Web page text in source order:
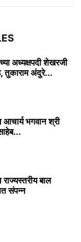
अध्यक्षपदी शेखरजी
तुकाराम अंदुरे...
आचार्य भगवान श्री
राज्यस्तरीय बाल
संपन्न